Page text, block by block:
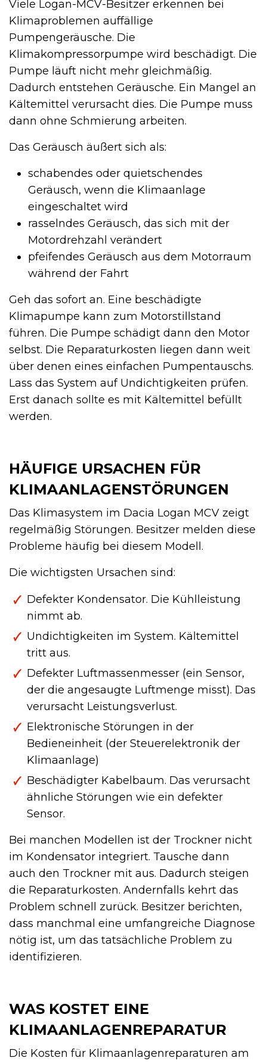
Viele Logan-MCV-Besitzer erkennen bei
Klimaproblemen auffällige
Pumpengeräusche. Die
Klimakompressorpumpe wird beschädigt. Die
Pumpe läuft nicht mehr gleichmäßig.
Dadurch entstehen Geräusche. Ein Mangel an
Kältemittel verursacht dies. Die Pumpe muss
dann ohne Schmierung arbeiten.
Das Geräusch äußert sich als:
schabendes oder quietschendes
Geräusch, wenn die Klimaanlage
eingeschaltet wird
rasselndes Geräusch, das sich mit der
Motordrehzahl verändert
pfeifendes Geräusch aus dem Motorraum
während der Fahrt
Geh das sofort an. Eine beschädigte
Klimapumpe kann zum Motorstillstand
führen. Die Pumpe schädigt dann den Motor
selbst. Die Reparaturkosten liegen dann weit
über denen eines einfachen Pumpentauschs.
Lass das System auf Undichtigkeiten prüfen.
Erst danach sollte es mit Kältemittel befüllt
werden.
HÄUFIGE URSACHEN FÜR
KLIMAANLAGENSTÖRUNGEN
Das Klimasystem im Dacia Logan MCV zeigt
regelmäßig Störungen. Besitzer melden diese
Probleme häufig bei diesem Modell.
Die wichtigsten Ursachen sind:
Defekter Kondensator. Die Kühlleistung
nimmt ab.
Undichtigkeiten im System. Kältemittel
tritt aus.
Defekter Luftmassenmesser (ein Sensor,
der die angesaugte Luftmenge misst). Das
verursacht Leistungsverlust.
Elektronische Störungen in der
Bedieneinheit (der Steuerelektronik der
Klimaanlage)
Beschädigter Kabelbaum. Das verursacht
ähnliche Störungen wie ein defekter
Sensor.
Bei manchen Modellen ist der Trockner nicht
im Kondensator integriert. Tausche dann
auch den Trockner mit aus. Dadurch steigen
die Reparaturkosten. Andernfalls kehrt das
Problem schnell zurück. Besitzer berichten,
dass manchmal eine umfangreiche Diagnose
nötig ist, um das tatsächliche Problem zu
identifizieren.
WAS KOSTET EINE
KLIMAANLAGENREPARATUR
Die Kosten für Klimaanlagenreparaturen am